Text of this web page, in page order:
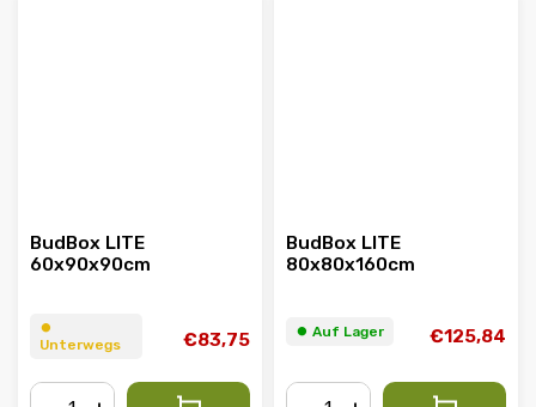
BudBox LITE
60x90x90cm
⏺︎
Unterwegs
€83,75
BudBox LITE
80x80x160cm
⏺︎ Auf Lager €125,84